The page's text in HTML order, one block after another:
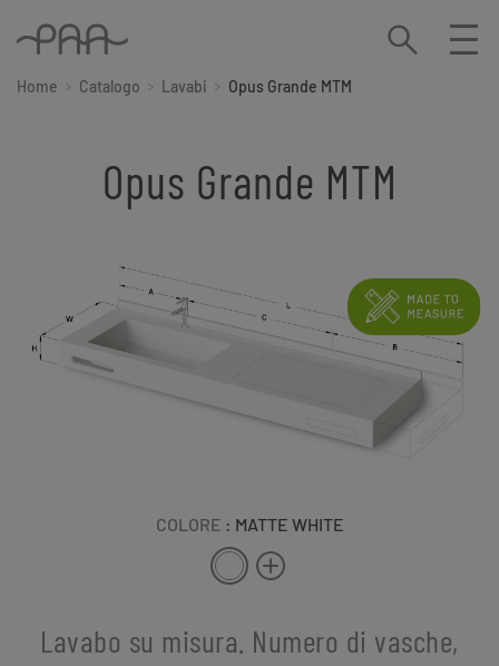
Home Catalogo Lavabi Opus Grande MTM
Opus Grande MTM
COLORE : MATTE WHITE
Lavabo su misura. Numero di vasche,